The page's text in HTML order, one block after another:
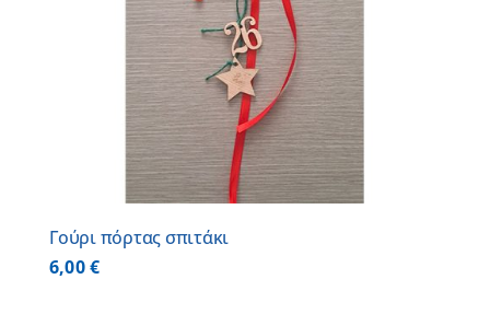
Γούρι πόρτας σπιτάκι
6,00€